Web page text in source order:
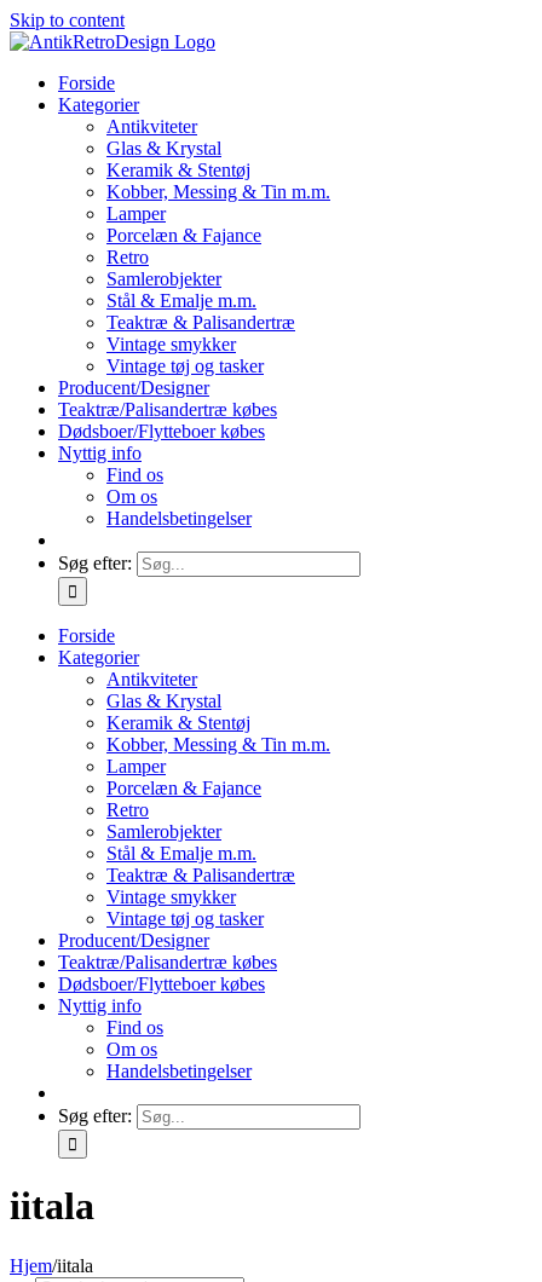
Skip to content
Forside
Kategorier
Antikviteter
Glas & Krystal
Keramik & Stentøj
Kobber, Messing & Tin m.m.
Lamper
Porcelæn & Fajance
Retro
Samlerobjekter
Stål & Emalje m.m.
Teaktræ & Palisandertræ
Vintage smykker
Vintage tøj og tasker
Producent/Designer
Teaktræ/Palisandertræ købes
Dødsboer/Flytteboer købes
Nyttig info
Find os
Om os
Handelsbetingelser
Søg efter:
Forside
Kategorier
Antikviteter
Glas & Krystal
Keramik & Stentøj
Kobber, Messing & Tin m.m.
Lamper
Porcelæn & Fajance
Retro
Samlerobjekter
Stål & Emalje m.m.
Teaktræ & Palisandertræ
Vintage smykker
Vintage tøj og tasker
Producent/Designer
Teaktræ/Palisandertræ købes
Dødsboer/Flytteboer købes
Nyttig info
Find os
Om os
Handelsbetingelser
Søg efter:
iitala
Hjem/iitala